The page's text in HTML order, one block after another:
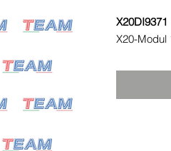
X20DI9371
X20-Modul